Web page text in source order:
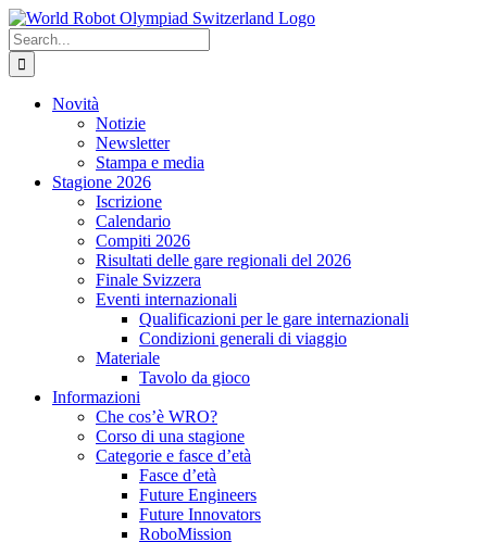
Skip
to
content
Search
for:
Novità
Notizie
Newsletter
Stampa e media
Stagione 2026
Iscrizione
Calendario
Compiti 2026
Risultati delle gare regionali del 2026
Finale Svizzera
Eventi internazionali
Qualificazioni per le gare internazionali
Condizioni generali di viaggio
Materiale
Tavolo da gioco
Informazioni
Che cos’è WRO?
Corso di una stagione
Categorie e fasce d’età
Fasce d’età
Future Engineers
Future Innovators
RoboMission